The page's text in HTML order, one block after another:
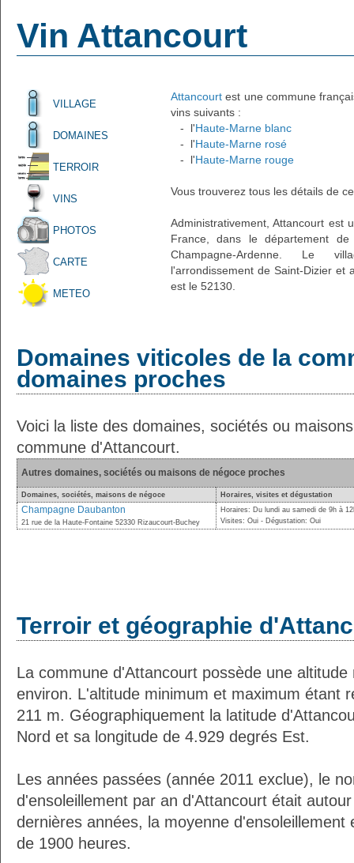
Vin Attancourt
VILLAGE
DOMAINES
TERROIR
VINS
PHOTOS
CARTE
METEO
Attancourt est une commune
vins suivants :
- l'Haute-Marne blanc
- l'Haute-Marne rosé
- l'Haute-Marne rouge
Vous trouverez tous les détails de
Administrativement, Attancourt est
France, dans le département
Champagne-Ardenne. Le
l'arrondissement de Saint-Dizier et
est le 52130.
Domaines viticoles de la
domaines proches
Voici la liste des domaines, sociétés ou
commune d'Attancourt.
Autres domaines, sociétés ou maisons de négoce proches
Domaines, sociétés, maisons de négoce Horaires, visites et dégustation
Champagne Daubanton
21 rue de la Haute-Fontaine 52330 Rizaucourt-Buchey
Horaires: Du lundi au samedi de 9h à
Visites: Oui - Dégustation: Oui
Terroir et géographie
La commune d'Attancourt possède une
environ. L'altitude minimum et maximum étant
211 m. Géographiquement la latitude
Nord et sa longitude de 4.929 degrés Est.
Les années passées (année 2011 exclue), le
d'ensoleillement par an d'Attancourt était
dernières années, la moyenne d'ensoleillement
de 1900 heures.